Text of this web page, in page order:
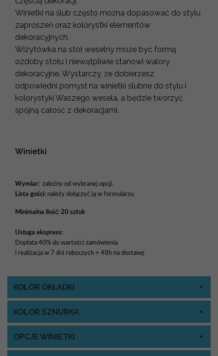
Winietki na ślub często można dopasować do stylu
zaproszeń oraz kolorystki elementów
dekoracyjnych.
Wizytówka na stół weselny może być formą
ozdoby stołu i niewątpliwie stanowi walory
dekoracyjne. Wystarczy, że dobierzesz
odpowiedni pomysł na winietki ślubne do stylu i
kolorystyki Waszego wesela, a będzie tworzyć
spójną całość z dekoracjami.
Winietki
Wymiar: zależny od wybranej opcji.
Lista gości: należy dołączyć ją w formularzu
Minimalna ilość: 20 sztuk
Usługa ekspress:
Dopłata 40% do wartości zamówienia
i realizacja w 7 dni roboczych + 48h na dostawę
KOLOR OKŁADKI
KOLOR SZNURKA
OPCJE WINIETKI